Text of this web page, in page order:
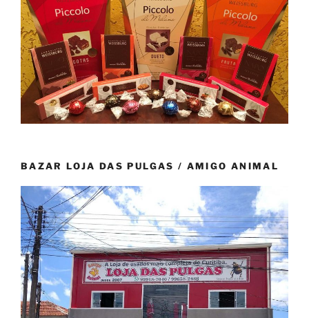
BAZAR LOJA DAS PULGAS / AMIGO ANIMAL